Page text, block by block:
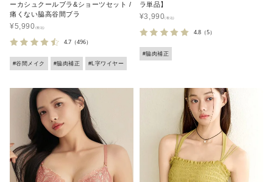
ーカシュクールブラ&ショーツセット /
痛くない脇高谷間ブラ
¥5,990
4.7 （496）
#谷間メイク #脇肉補正 #L字ワイヤー
ラ単品】
¥3,990
4.8（5）
#脇肉補正